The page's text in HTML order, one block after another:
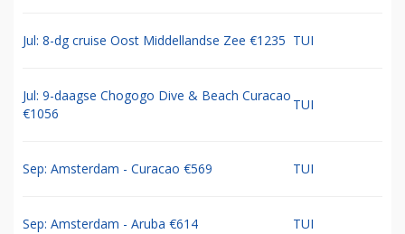
Jul: 8-dg cruise Oost Middellandse Zee €1235 TUI
Jul: 9-daagse Chogogo Dive & Beach Curacao
€1056
TUI
Sep: Amsterdam - Curacao €569 TUI
Sep: Amsterdam - Aruba €614 TUI